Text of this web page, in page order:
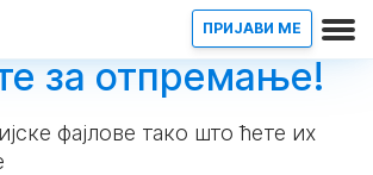
ПРИЈАВИ МЕ
за отпремање!
фајлове тако што ћете их